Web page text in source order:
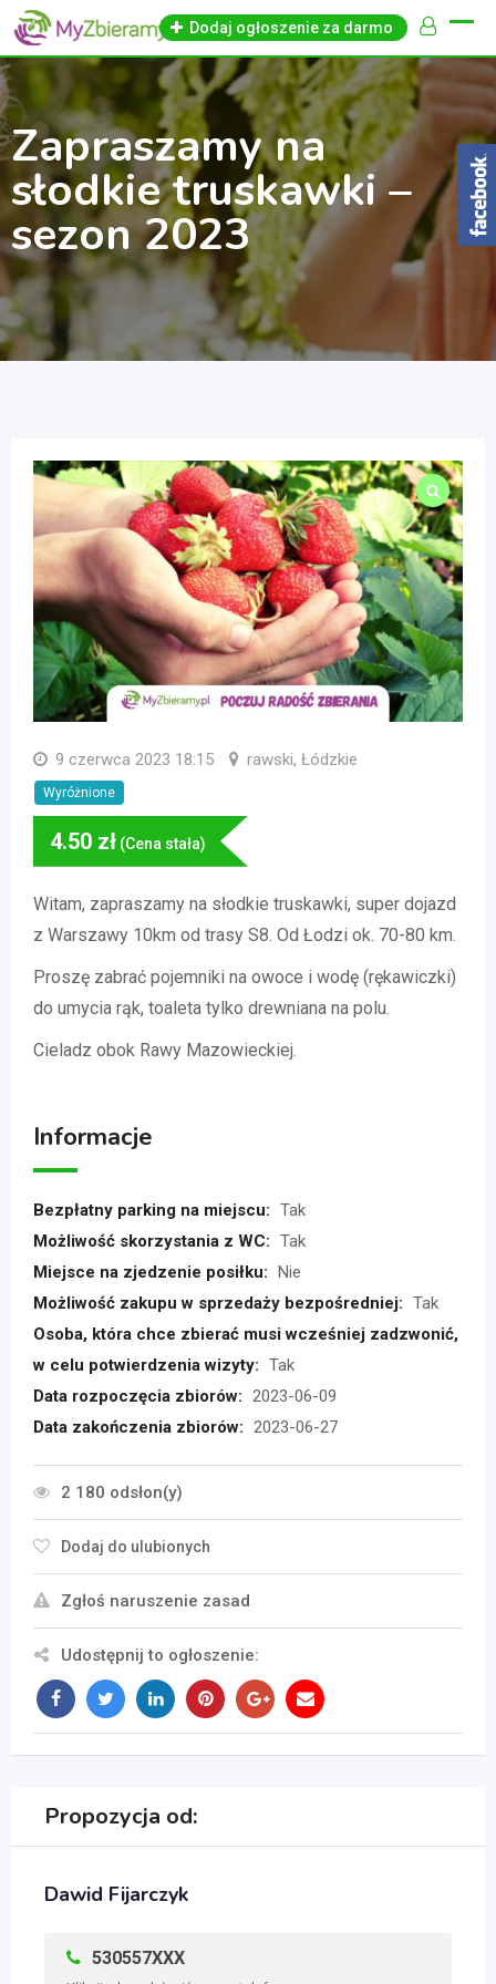
Skip
content
Dodaj ogłoszenie za darmo
Zapraszamy na
słodkie truskawki –
sezon 2023
9 czerwca 2023 18:15 rawski, Łódzkie
Wyróżnione
4.50 zł (Cena stała)
Witam, zapraszamy na słodkie truskawki, super dojazd
z Warszawy 10km od trasy S8. Od Łodzi ok. 70-80 km.
Proszę zabrać pojemniki na owoce i wodę (rękawiczki)
do umycia rąk, toaleta tylko drewniana na polu.
Cieladz obok Rawy Mazowieckiej.
Informacje
Bezpłatny parking na miejscu: Tak
Możliwość skorzystania z WC: Tak
Miejsce na zjedzenie posiłku: Nie
Możliwość zakupu w sprzedaży bezpośredniej: Tak
Osoba, która chce zbierać musi wcześniej zadzwonić,
w celu potwierdzenia wizyty: Tak
Data rozpoczęcia zbiorów: 2023-06-09
Data zakończenia zbiorów: 2023-06-27
2 180 odsłon(y)
Dodaj do ulubionych
Zgłoś naruszenie zasad
Udostępnij to ogłoszenie:
Propozycja od:
Dawid Fijarczyk
530557XXX